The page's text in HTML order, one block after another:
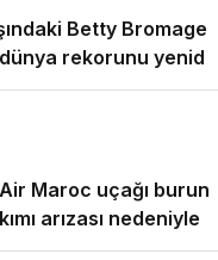
Betty Bromage
rekorunu yeniden
Maroc uçağı burun
arızası nedeniyle